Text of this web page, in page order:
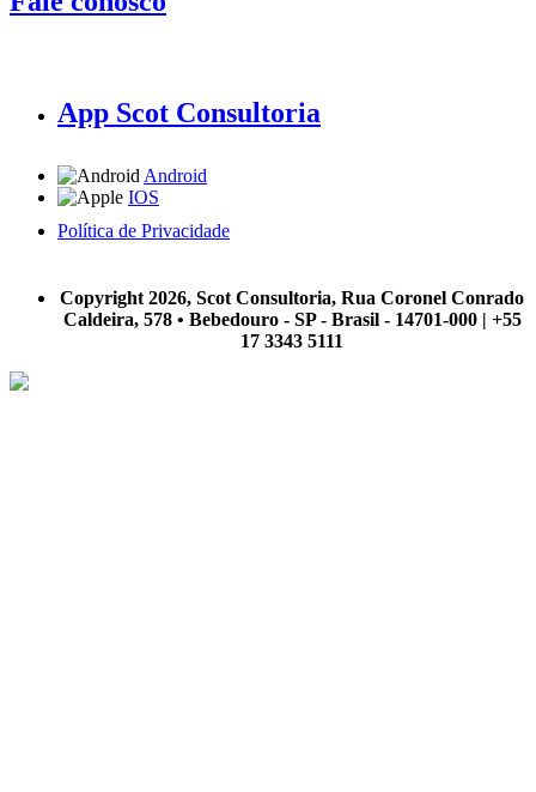
App Scot Consultoria
Android
IOS
Política de Privacidade
Copyright 2026, Scot Consultoria, Rua Coronel Conrado
Caldeira, 578 • Bebedouro - SP - Brasil - 14701-000 | +55
17 3343 5111